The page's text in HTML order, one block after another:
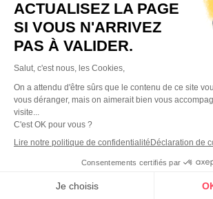
BESOIN D'AIDE ?